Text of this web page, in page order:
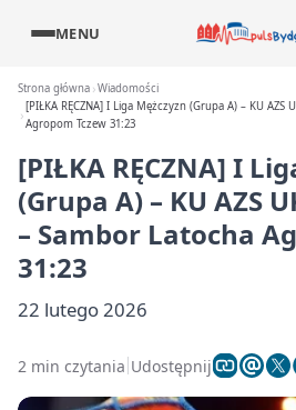
MENU
Strona główna Wiadomości
[PIŁKA RĘCZNA] I Liga Mężczyzn (Grupa A) – KU AZS
Agropom Tczew 31:23
[PIŁKA RĘCZNA] I
(Grupa A) – KU AZS
– Sambor Latocha
31:23
22 lutego 2026
2 min czytania Udostępnij